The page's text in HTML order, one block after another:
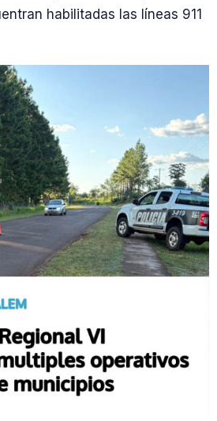
habilitadas las líneas 911